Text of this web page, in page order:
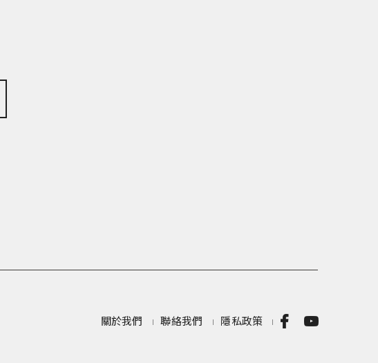
關於我們 聯絡我們 隱私政策